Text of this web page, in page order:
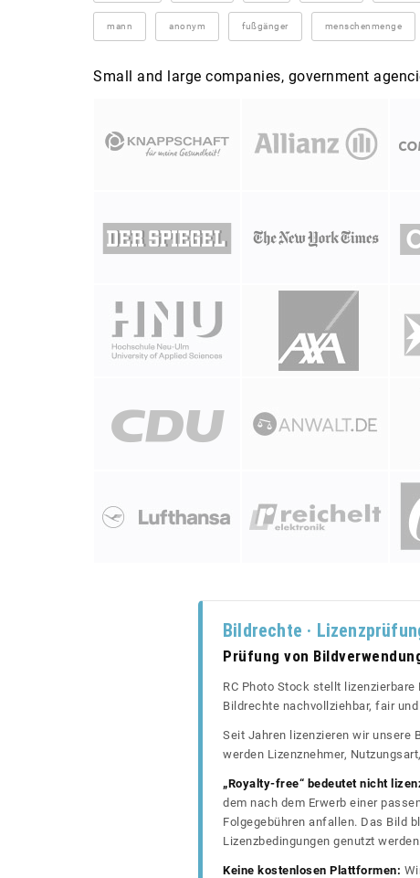
mann anonym fußgänger menschenmenge
Small and large companies, government
Bildrechte ·
Prüfung von
RC Photo Stock stellt
Bildrechte nachvollziehbar, fair
Seit Jahren lizenzieren wir unsere
werden Lizenznehmer,
„Royalty-free“ bedeutet nicht
dem nach dem Erwerb einer
Folgegebühren anfallen. Das Bild
Lizenzbedingungen genutzt werden.
Keine kostenlosen Plattformen: